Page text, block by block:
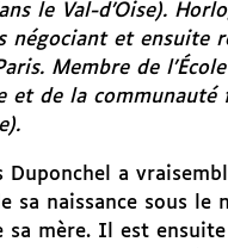
le Val-d’Oise).
négociant et ensuite
Membre de
et de la
Duponchel a
sa naissance sous le
sa mère. Il est